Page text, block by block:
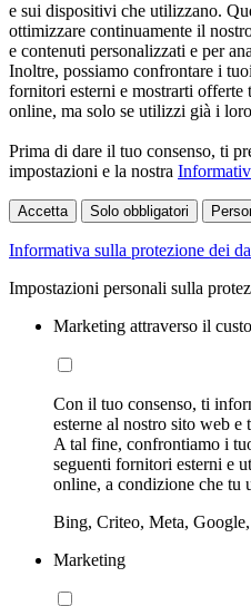
e sui dispositivi che utilizzano.
ottimizzare continuamente il
e contenuti personalizzati e per
Inoltre, possiamo confrontare i
fornitori esterni e mostrarti
online, ma solo se utilizzi già i
Prima di dare il tuo consenso, ti
impostazioni e la nostra
Accetta Solo obbligatori
Informativa sulla protezione dei
Impostazioni personali sulla
Marketing attraverso il
Con il tuo consenso, ti
esterne al nostro sito web
A tal fine, confrontiamo i
seguenti fornitori esterni e
online, a condizione che tu
Bing, Criteo, Meta,
Marketing